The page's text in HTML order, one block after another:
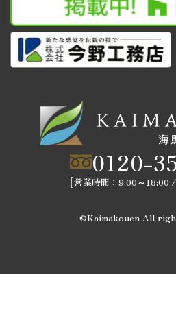
0120-
営業時間：9:00～18:00
©Kaimakouen All